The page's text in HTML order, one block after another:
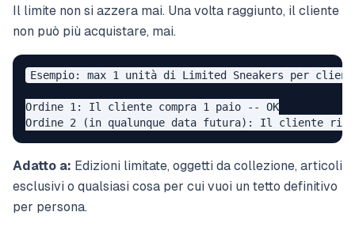
Il limite non si azzera mai. Una volta raggiunto, il cliente
non può più acquistare, mai.
Esempio: max 1 unità di Limited Sneakers per
Ordine 1: Il cliente compra 1 paio -- OK
Adatto a: Edizioni limitate, oggetti da collezione, articoli
esclusivi o qualsiasi cosa per cui vuoi un tetto definitivo
per persona.